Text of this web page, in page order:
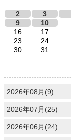
2
3
9
10
16
17
23
24
30
31
2026年08月(9)
2026年07月(25)
2026年06月(24)